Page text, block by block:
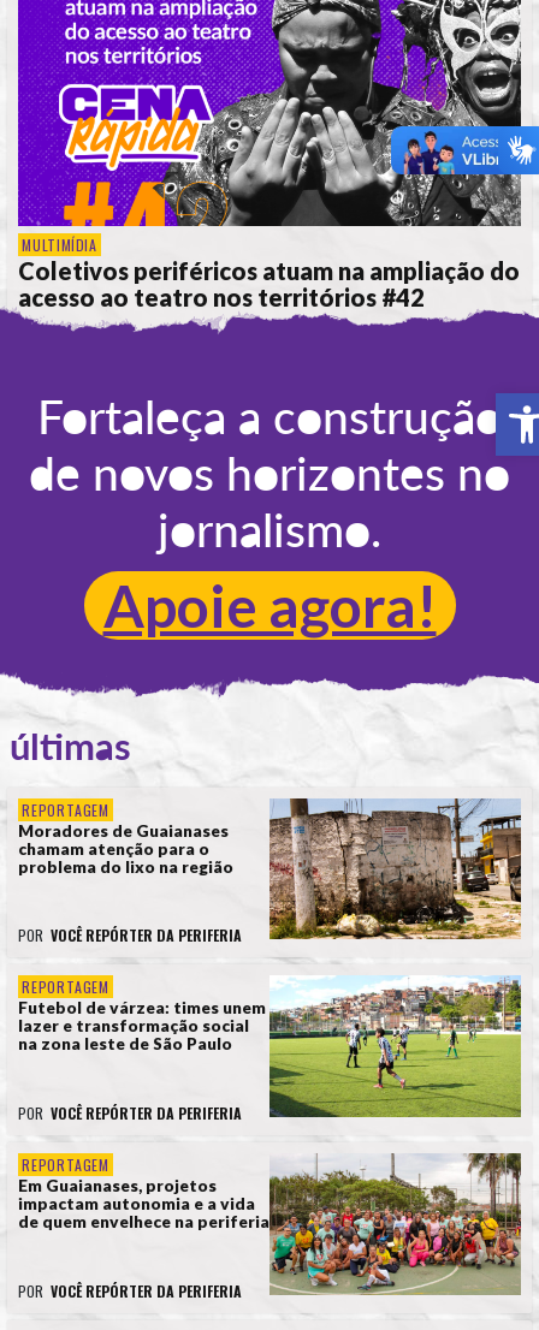
MULTIMÍDIA
Coletivos periféricos atuam na ampliação do
acesso ao teatro nos territórios #42
Fortaleça a construção
de novos horizontes no
jornalismo.
Apoie agora!
últimas
REPORTAGEM
Moradores de Guaianases
chamam atenção para o
problema do lixo na região
POR VOCÊ REPÓRTER DA PERIFERIA
REPORTAGEM
Futebol de várzea: times unem
lazer e transformação social
na zona leste de São Paulo
POR VOCÊ REPÓRTER DA PERIFERIA
REPORTAGEM
Em Guaianases, projetos
impactam autonomia e a vida
de quem envelhece na periferia
POR VOCÊ REPÓRTER DA PERIFERIA